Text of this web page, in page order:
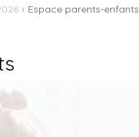
Espace parents-enfants